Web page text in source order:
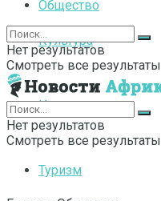
Культура
Интернет
Туризм
Общество
Нет результатов
Смотреть все результаты
Нет результатов
Смотреть все результаты